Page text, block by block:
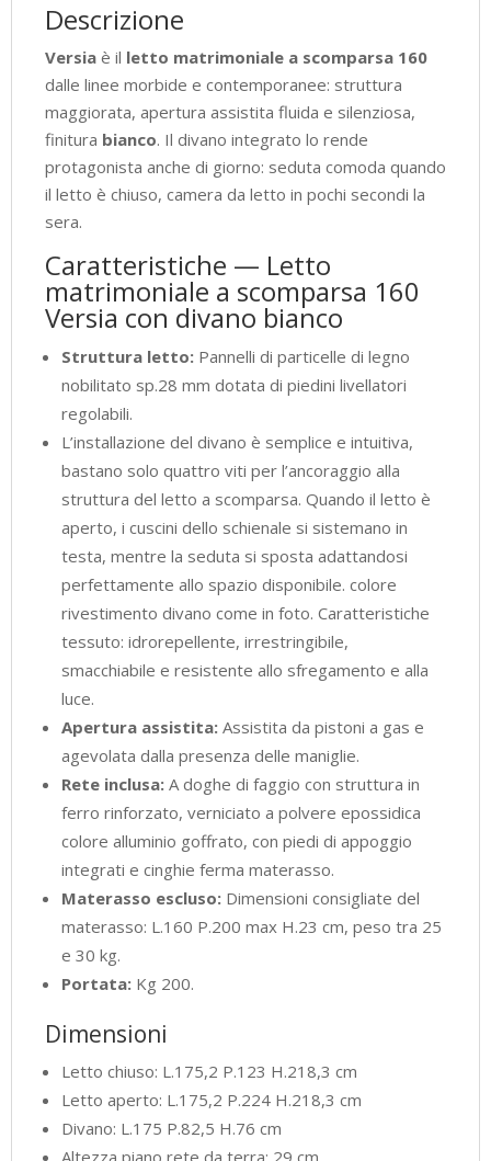
(aperto
P.224
quantità
Descrizione
Versia è il letto matrimoniale a scomparsa 160
dalle linee morbide e contemporanee: struttura
maggiorata, apertura assistita fluida e silenziosa,
finitura bianco. Il divano integrato lo rende
protagonista anche di giorno: seduta comoda quando
il letto è chiuso, camera da letto in pochi secondi la
sera.
Caratteristiche — Letto
matrimoniale a scomparsa 160
Versia con divano bianco
Struttura letto: Pannelli di particelle di legno
nobilitato sp.28 mm dotata di piedini livellatori
regolabili.
L’installazione del divano è semplice e intuitiva,
bastano solo quattro viti per l’ancoraggio alla
struttura del letto a scomparsa. Quando il letto è
aperto, i cuscini dello schienale si sistemano in
testa, mentre la seduta si sposta adattandosi
perfettamente allo spazio disponibile. colore
rivestimento divano come in foto. Caratteristiche
tessuto: idrorepellente, irrestringibile,
smacchiabile e resistente allo sfregamento e alla
luce.
Apertura assistita: Assistita da pistoni a gas e
agevolata dalla presenza delle maniglie.
Rete inclusa: A doghe di faggio con struttura in
ferro rinforzato, verniciato a polvere epossidica
colore alluminio goffrato, con piedi di appoggio
integrati e cinghie ferma materasso.
Materasso escluso: Dimensioni consigliate del
materasso: L.160 P.200 max H.23 cm, peso tra 25
e 30 kg.
Portata: Kg 200.
Dimensioni
Letto chiuso: L.175,2 P.123 H.218,3 cm
Letto aperto: L.175,2 P.224 H.218,3 cm
Divano: L.175 P.82,5 H.76 cm